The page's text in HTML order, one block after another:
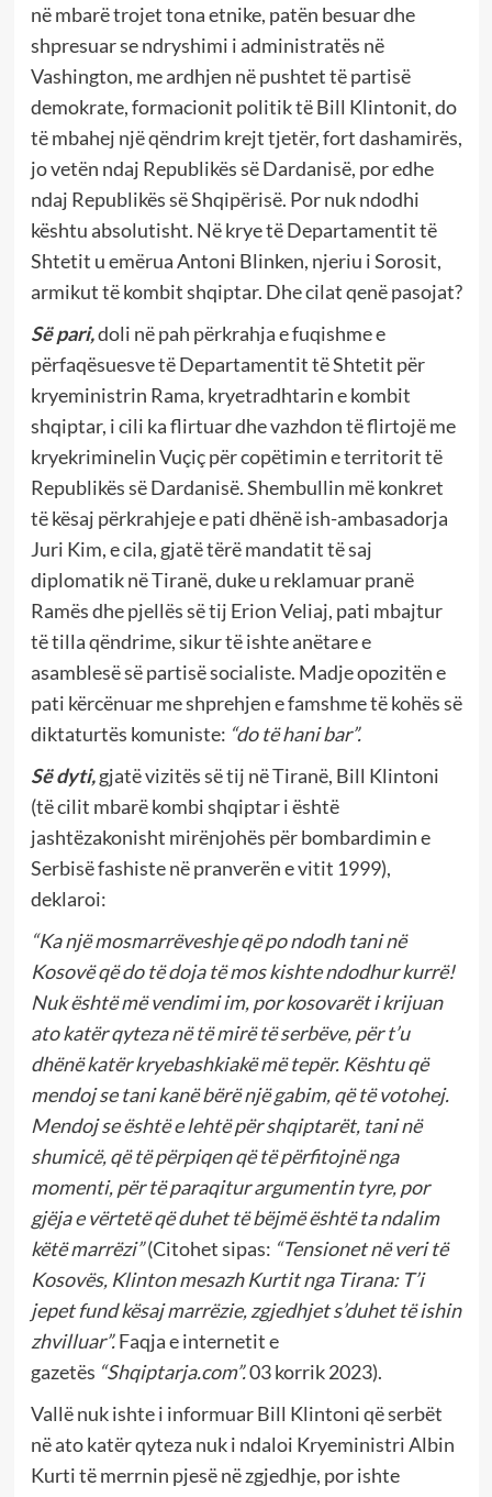
në mbarë trojet tona etnike, patën besuar dhe
shpresuar se ndryshimi i administratës në
Vashington, me ardhjen në pushtet të partisë
demokrate, formacionit politik të Bill Klintonit, do
të mbahej një qëndrim krejt tjetër, fort dashamirës,
jo vetën ndaj Republikës së Dardanisë, por edhe
ndaj Republikës së Shqipërisë. Por nuk ndodhi
kështu absolutisht. Në krye të Departamentit të
Shtetit u emërua Antoni Blinken, njeriu i Sorosit,
armikut të kombit shqiptar. Dhe cilat qenë pasojat?
Së pari,doli në pah përkrahja e fuqishme e
përfaqësuesve të Departamentit të Shtetit për
kryeministrin Rama, kryetradhtarin e kombit
shqiptar, i cili ka flirtuar dhe vazhdon të flirtojë me
kryekriminelin Vuçiç për copëtimin e territorit të
Republikës së Dardanisë. Shembullin më konkret
të kësaj përkrahjeje e pati dhënë ish-ambasadorja
Juri Kim, e cila, gjatë tërë mandatit të saj
diplomatik në Tiranë, duke u reklamuar pranë
Ramës dhe pjellës së tij Erion Veliaj, pati mbajtur
të tilla qëndrime, sikur të ishte anëtare e
asamblesë së partisë socialiste. Madje opozitën e
pati kërcënuar me shprehjen e famshme të kohës së
diktaturtës komuniste: “do të hani bar”.
Së dyti,gjatë vizitës së tij në Tiranë, Bill Klintoni
(të cilit mbarë kombi shqiptar i është
jashtëzakonisht mirënjohës për bombardimin e
Serbisë fashiste në pranverën e vitit 1999),
deklaroi:
“Ka një mosmarrëveshje që po ndodh tani në
Kosovë që do të doja të mos kishte ndodhur kurrë!
Nuk është më vendimi im, por kosovarët i krijuan
ato katër qyteza në të mirë të serbëve, për t’u
dhënë katër kryebashkiakë më tepër. Kështu që
mendoj se tani kanë bërë një gabim, që të votohej.
Mendoj se është e lehtë për shqiptarët, tani në
shumicë, që të përpiqen që të përfitojnë nga
momenti, për të paraqitur argumentin tyre, por
gjëja e vërtetë që duhet të bëjmë është ta ndalim
këtë marrëzi”(Citohet sipas: “Tensionet në veri të
Kosovës, Klinton mesazh Kurtit nga Tirana: T’i
jepet fund kësaj marrëzie, zgjedhjet s’duhet të ishin
zhvilluar”.Faqja e internetit e
gazetës “Shqiptarja.com”.03 korrik 2023).
Vallë nuk ishte i informuar Bill Klintoni që serbët
në ato katër qyteza nuk i ndaloi Kryeministri Albin
Kurti të merrnin pjesë në zgjedhje, por ishte